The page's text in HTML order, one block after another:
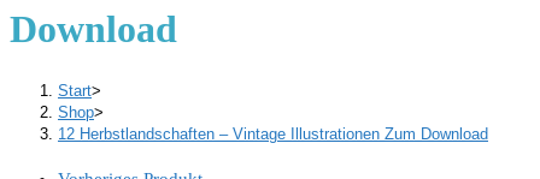
Download
Start>
Shop>
12 Herbstlandschaften – Vintage Illustrationen Zum Download